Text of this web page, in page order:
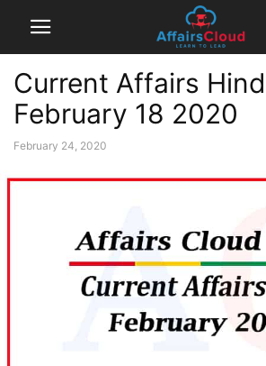
Current Affairs
February 18 2020
February 24, 2020